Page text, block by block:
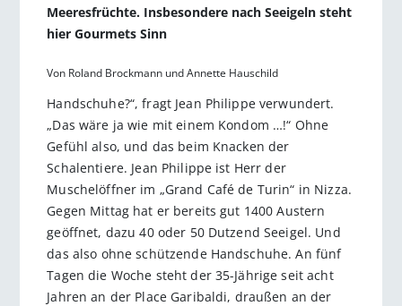
Meeresfrüchte. Insbesondere nach Seeigeln steht
hier Gourmets Sinn
Von Roland Brockmann und Annette Hauschild
Handschuhe?“, fragt Jean Philippe verwundert.
„Das wäre ja wie mit einem Kondom …!“ Ohne
Gefühl also, und das beim Knacken der
Schalentiere. Jean Philippe ist Herr der
Muschelöffner im „Grand Café de Turin“ in Nizza.
Gegen Mittag hat er bereits gut 1400 Austern
geöffnet, dazu 40 oder 50 Dutzend Seeigel. Und
das also ohne schützende Handschuhe. An fünf
Tagen die Woche steht der 35-Jährige seit acht
Jahren an der Place Garibaldi, draußen an der